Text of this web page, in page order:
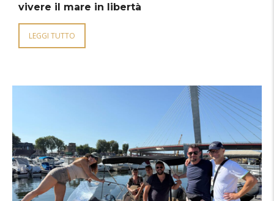
vivere il mare in libertà
LEGGI TUTTO